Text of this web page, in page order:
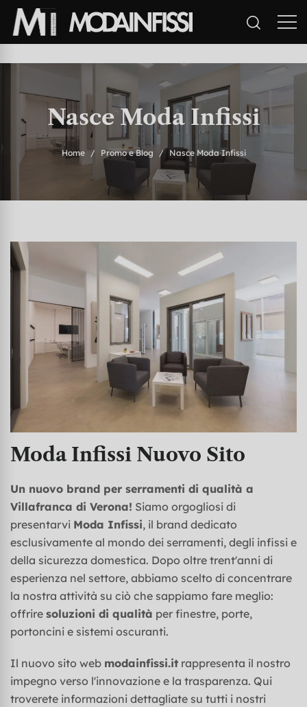
Nasce Moda Infissi
Home Promo e Blog Nasce Moda Infissi
Moda Infissi Nuovo Sito
Un nuovo brand per serramenti di qualità a
Villafranca di Verona! Siamo orgogliosi di
presentarvi Moda Infissi, il brand dedicato
esclusivamente al mondo dei serramenti, degli infissi e
della sicurezza domestica. Dopo oltre trent'anni di
esperienza nel settore, abbiamo scelto di concentrare
la nostra attività su ciò che sappiamo fare meglio:
offrire soluzioni di qualità per finestre, porte,
portoncini e sistemi oscuranti.
Il nuovo sito web modainfissi.it rappresenta il nostro
impegno verso l'innovazione e la trasparenza. Qui
troverete informazioni dettagliate su tutti i nostri